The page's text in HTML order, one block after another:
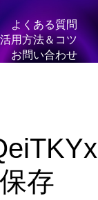
よくある質問
活用方法＆コツ
お問い合わせ
存